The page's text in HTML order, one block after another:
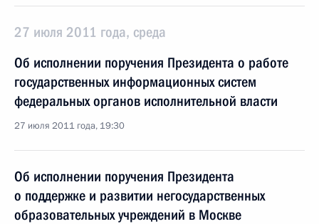
27 июля 2011 года, среда
Об исполнении поручения Президента о работе
государственных информационных систем
федеральных органов исполнительной власти
27 июля 2011 года, 19:30
Об исполнении поручения Президента
о поддержке и развитии негосударственных
образовательных учреждений в Москве